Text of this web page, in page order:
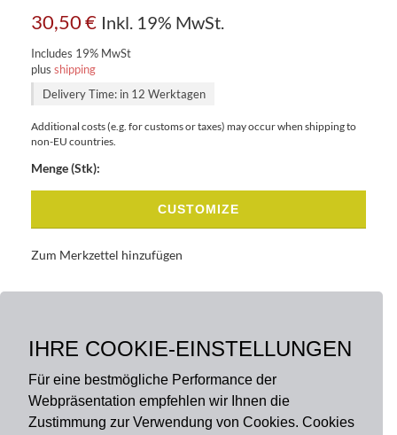
IHRE COOKIE-EINSTELLUNGEN
Für eine bestmögliche Performance der
Webpräsentation empfehlen wir Ihnen die
Zustimmung zur Verwendung von Cookies. Cookies
30,50€ Inkl. 19% MwSt.
Includes 19% MwSt
plus shipping
Delivery Time: in 12 Werktagen
Additional costs (e.g. for customs or taxes) may occur when shipping to
non-EU countries.
Menge (Stk):
CUSTOMIZE
Zum Merkzettel hinzufügen
BESCHREIBUNG